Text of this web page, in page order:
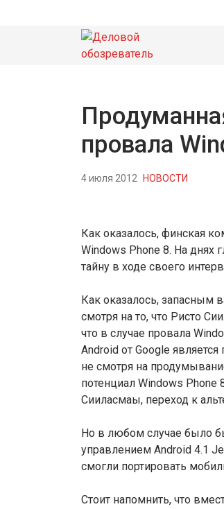
провала
4 июля 2012 НОВОСТИ
Как оказалось, финская
Windows Phone 8. На днях
тайну в ходе своего
Как оказалось, запасным
смотря на то, что Ристо
что в случае провала
Android от Google
не смотря на
потенциал Windows Phone
Сииласмаы, переход к
Но в любом случае было
управлением Android 4.1
смогли портировать
Стоит напомнить, что